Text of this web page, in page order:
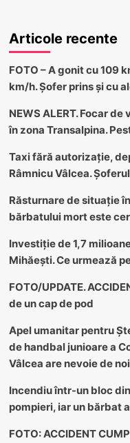
Articole recente
FOTO – A gonit cu 109
km/h. Șofer prins și cu
NEWS ALERT. Focar
în zona Transalpina.
Taxi fără autorizație,
Râmnicu Vâlcea.
Răsturnare de situație
bărbatului mort este
Investiție de 1,7
Mihăești. Ce urmează
FOTO/UPDATE.
de un cap de pod
Apel umanitar pentru
de handbal junioare a
Vâlcea are nevoie de noi
Incendiu într-un bloc
pompieri, iar un bărbat
FOTO: ACCIDENT